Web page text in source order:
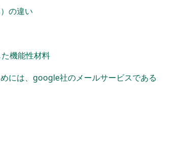
の違い
機能性材料
には、google社のメールサービスである